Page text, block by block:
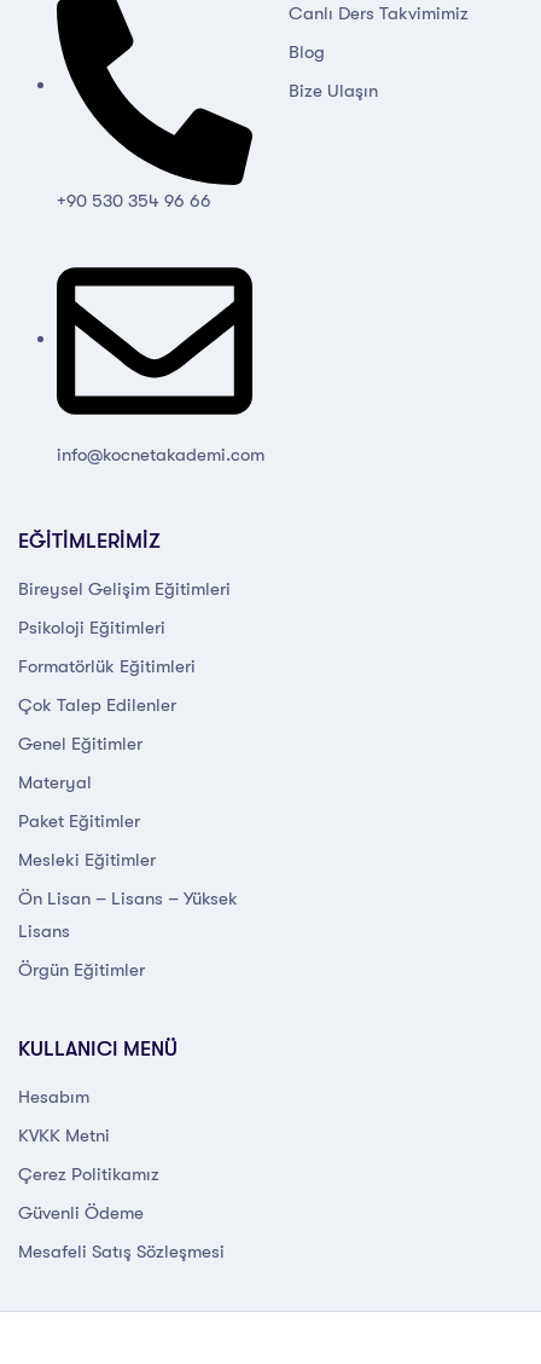
+90 530 354 96 66
info@kocnetakademi.com
Canlı Ders Takvimimiz
Blog
Bize Ulaşın
EĞİTİMLERİMİZ
Bireysel Gelişim Eğitimleri
Psikoloji Eğitimleri
Formatörlük Eğitimleri
Çok Talep Edilenler
Genel Eğitimler
Materyal
Paket Eğitimler
Mesleki Eğitimler
Ön Lisan – Lisans – Yüksek
Lisans
Örgün Eğitimler
KULLANICI MENÜ
Hesabım
KVKK Metni
Çerez Politikamız
Güvenli Ödeme
Mesafeli Satış Sözleşmesi